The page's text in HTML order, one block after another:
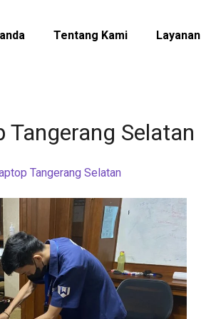
Tentang Kami Layanan
Selatan
Tangerang Selatan